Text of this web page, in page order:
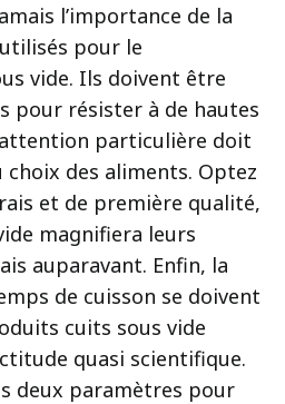
l’importance de la
pour le
vide. Ils doivent être
pour résister à de hautes
particulière doit
des aliments. Optez
et de première qualité,
magnifiera leurs
auparavant. Enfin, la
de cuisson se doivent
cuits sous vide
quasi scientifique.
deux paramètres pour